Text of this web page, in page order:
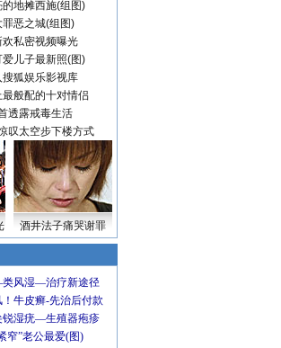
的地摊西施(组图)
罪恶之城(组图)
欢私密视频曝光
爱儿子最新照(图)
搜狐娱乐影视库
最般配的十对情侣
透露戒毒生活
叹太空步下楼方式
酒井法子痛哭谢罪